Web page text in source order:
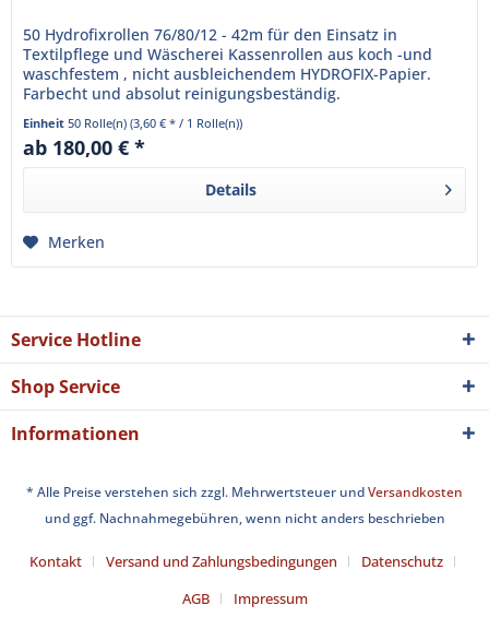
50 Hydrofixrollen 76/80/12 - 42m für den Einsatz in
Textilpflege und Wäscherei Kassenrollen aus koch -und
waschfestem , nicht ausbleichendem HYDROFIX-Papier.
Farbecht und absolut reinigungsbeständig.
Einheit50 Rolle(n)(3,60 € * / 1 Rolle(n))
ab 180,00 € *
Details
Merken
Service Hotline
Shop Service
Informationen
* Alle Preise verstehen sich zzgl. Mehrwertsteuer undVersandkosten
und ggf. Nachnahmegebühren, wenn nicht anders beschrieben
Kontakt Versand und Zahlungsbedingungen
Datenschutz
AGB
Impressum